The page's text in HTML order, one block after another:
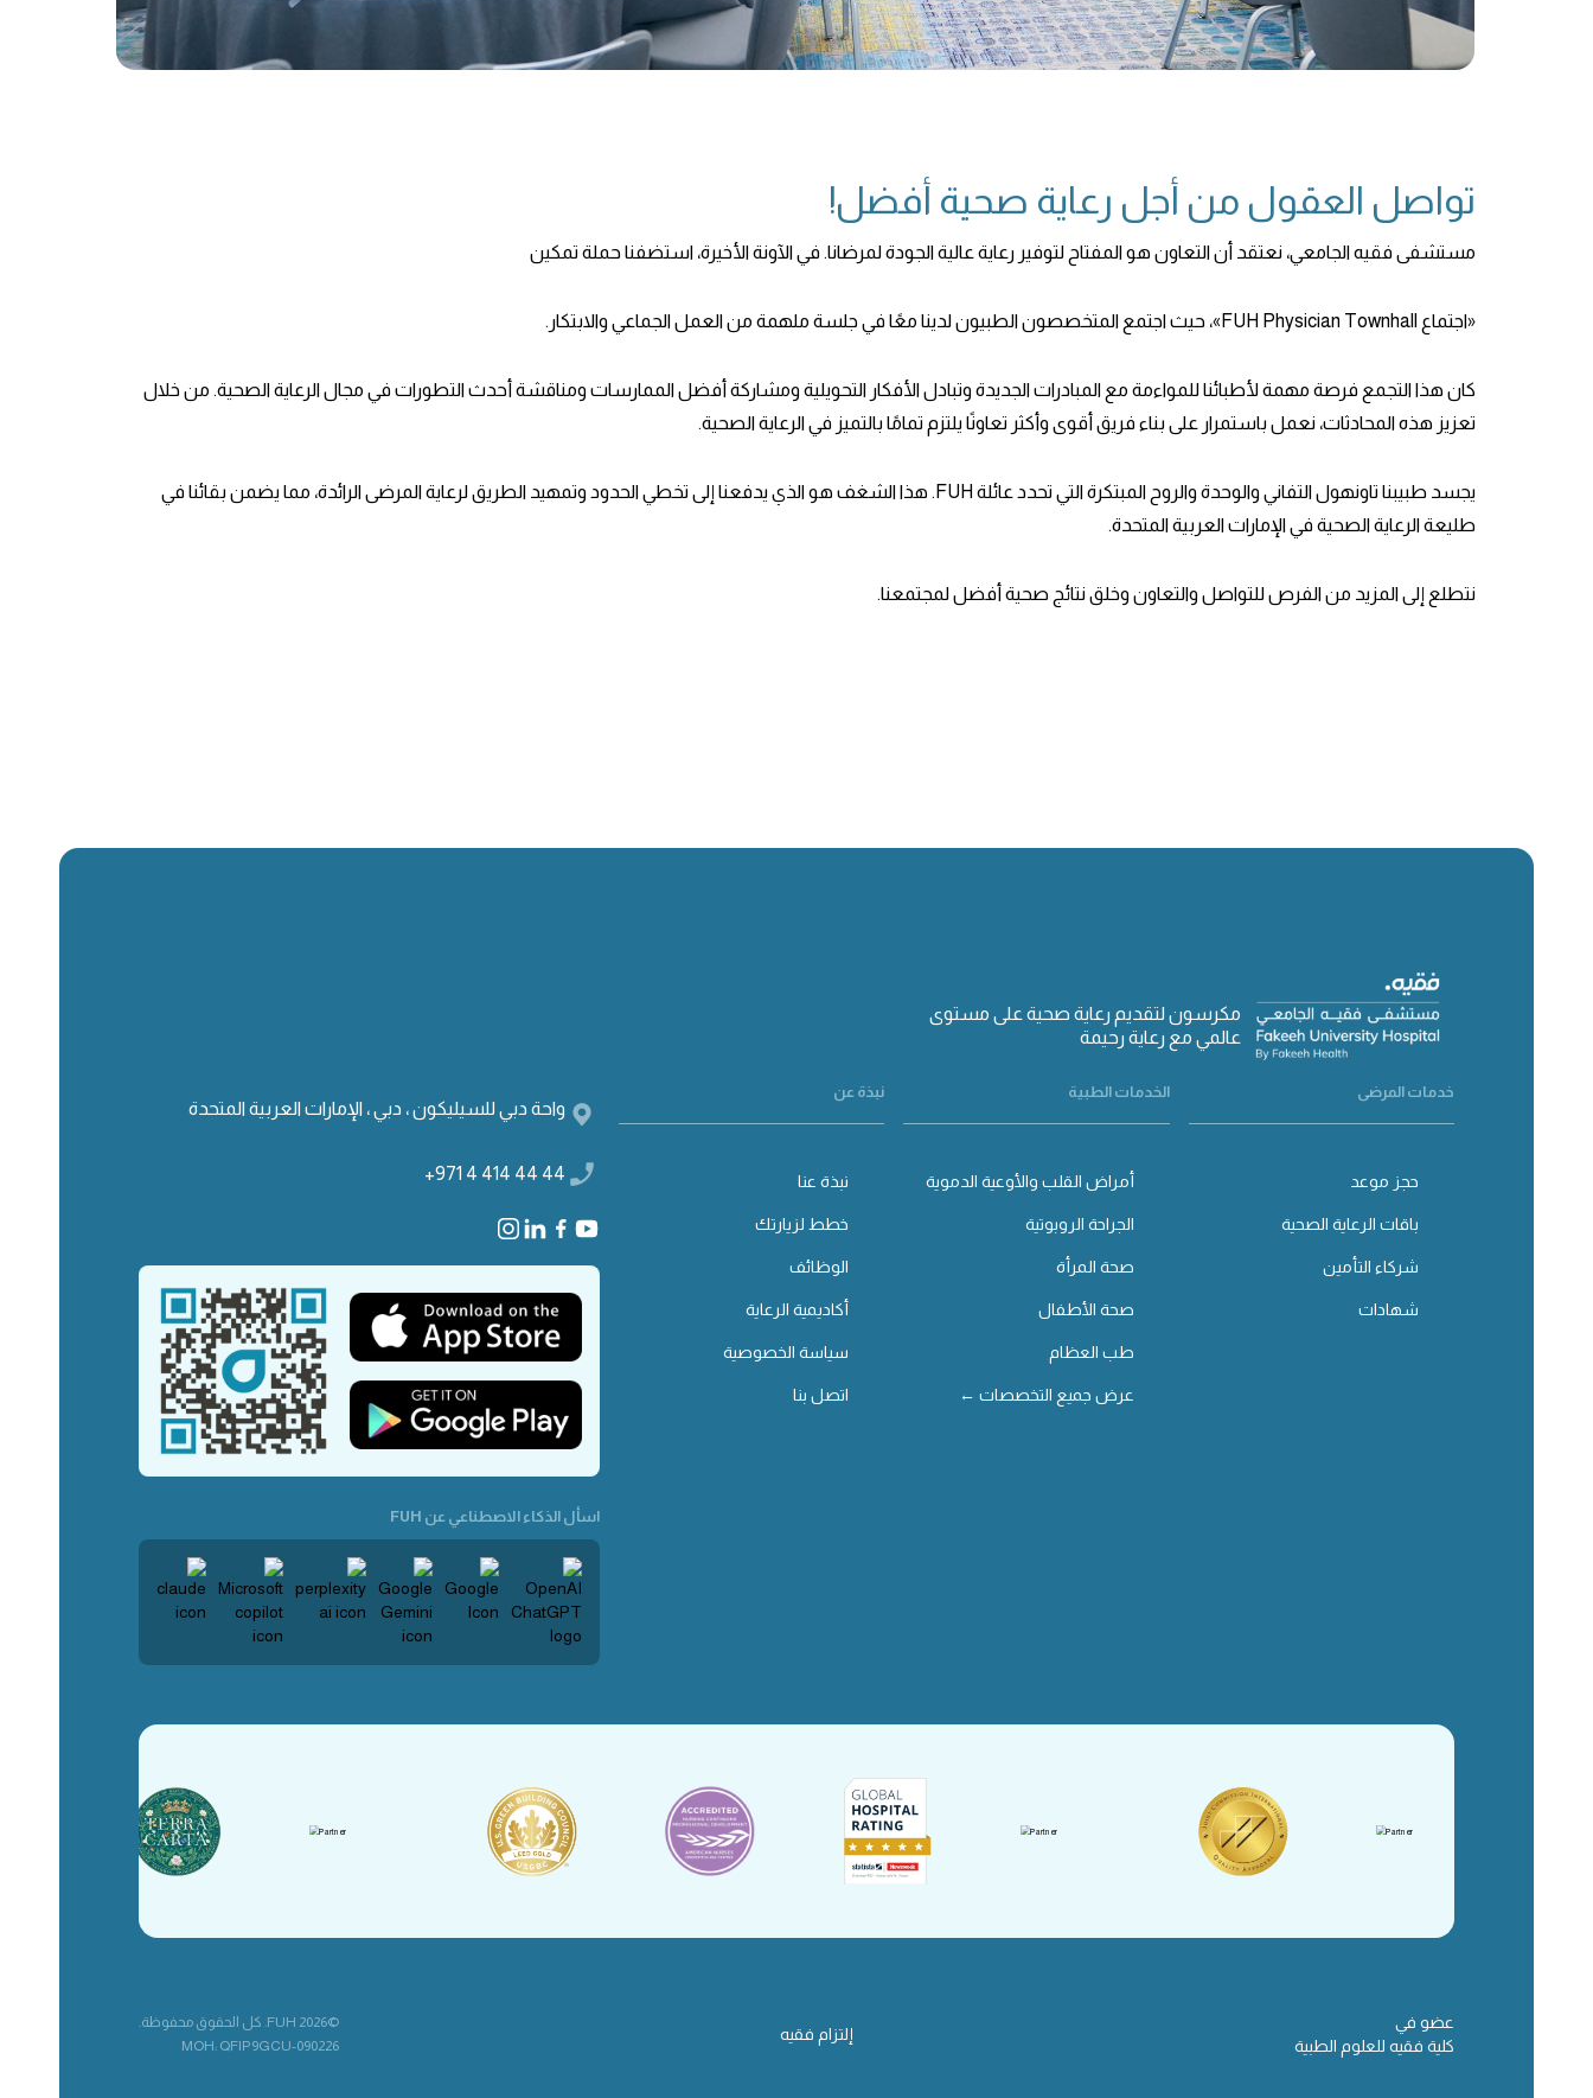
تواصل العقول من أجل رعاية صحية أفضل!
مستشفى فقيه الجامعي، نعتقد أن التعاون هو المفتاح لتوفير رعاية عالية الجودة لمرضانا. في الآونة الأخيرة، استضفنا حملة تمكين
«اجتماع FUH Physician Townhall»، حيث اجتمع المتخصصون الطبيون لدينا معًا في جلسة ملهمة من العمل الجماعي والابتكار.
كان هذا التجمع فرصة مهمة لأطبائنا للمواءمة مع المبادرات الجديدة وتبادل الأفكار التحويلية ومشاركة أفضل الممارسات ومناقشة أحدث التطورات في مجال الرعاية الصحية. من خلال
تعزيز هذه المحادثات، نعمل باستمرار على بناء فريق أقوى وأكثر تعاونًا يلتزم تمامًا بالتميز في الرعاية الصحية.
يجسد طبيبنا تاونهول التفاني والوحدة والروح المبتكرة التي تحدد عائلة FUH. هذا الشغف هو الذي يدفعنا إلى تخطي الحدود وتمهيد الطريق لرعاية المرضى الرائدة، مما يضمن بقائنا في
طليعة الرعاية الصحية في الإمارات العربية المتحدة.
نتطلع إلى المزيد من الفرص للتواصل والتعاون وخلق نتائج صحية أفضل لمجتمعنا.
مكرسون لتقديم رعاية صحية على مستوى
عالمي مع رعاية رحيمة
خدمات المرضى
حجز موعد
باقات الرعاية الصحية
شركاء التأمين
شهادات
الخدمات الطبية
أمراض القلب والأوعية الدموية
الجراحة الروبوتية
صحة المرأة
صحة الأطفال
طب العظام
عرض جميع التخصصات ←
نبذة عن
نبذة عنا
خطط لزيارتك
الوظائف
أكاديمية الرعاية
سياسة الخصوصية
اتصل بنا
واحة دبي للسيليكون ، دبي ، الإمارات العربية المتحدة
+971 4 414 44 44
اسأل الذكاء الاصطناعي عن FUH
عضو في
كلية فقيه للعلوم الطبية
إلتزام فقيه
©2026 FUH. كل الحقوق محفوظة.
MOH: QFIP9GCU-090226